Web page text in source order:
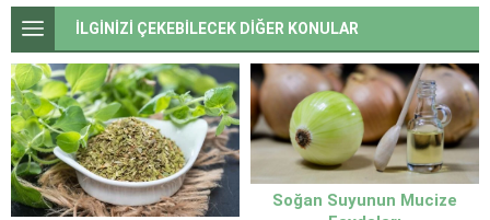
İLGİNİZİ ÇEKEBİLECEK DİĞER KONULAR
Soğan Suyunun Mucize